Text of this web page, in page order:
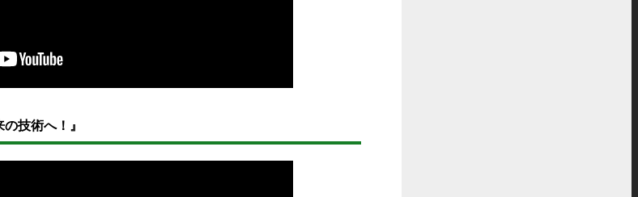
技術へ！』